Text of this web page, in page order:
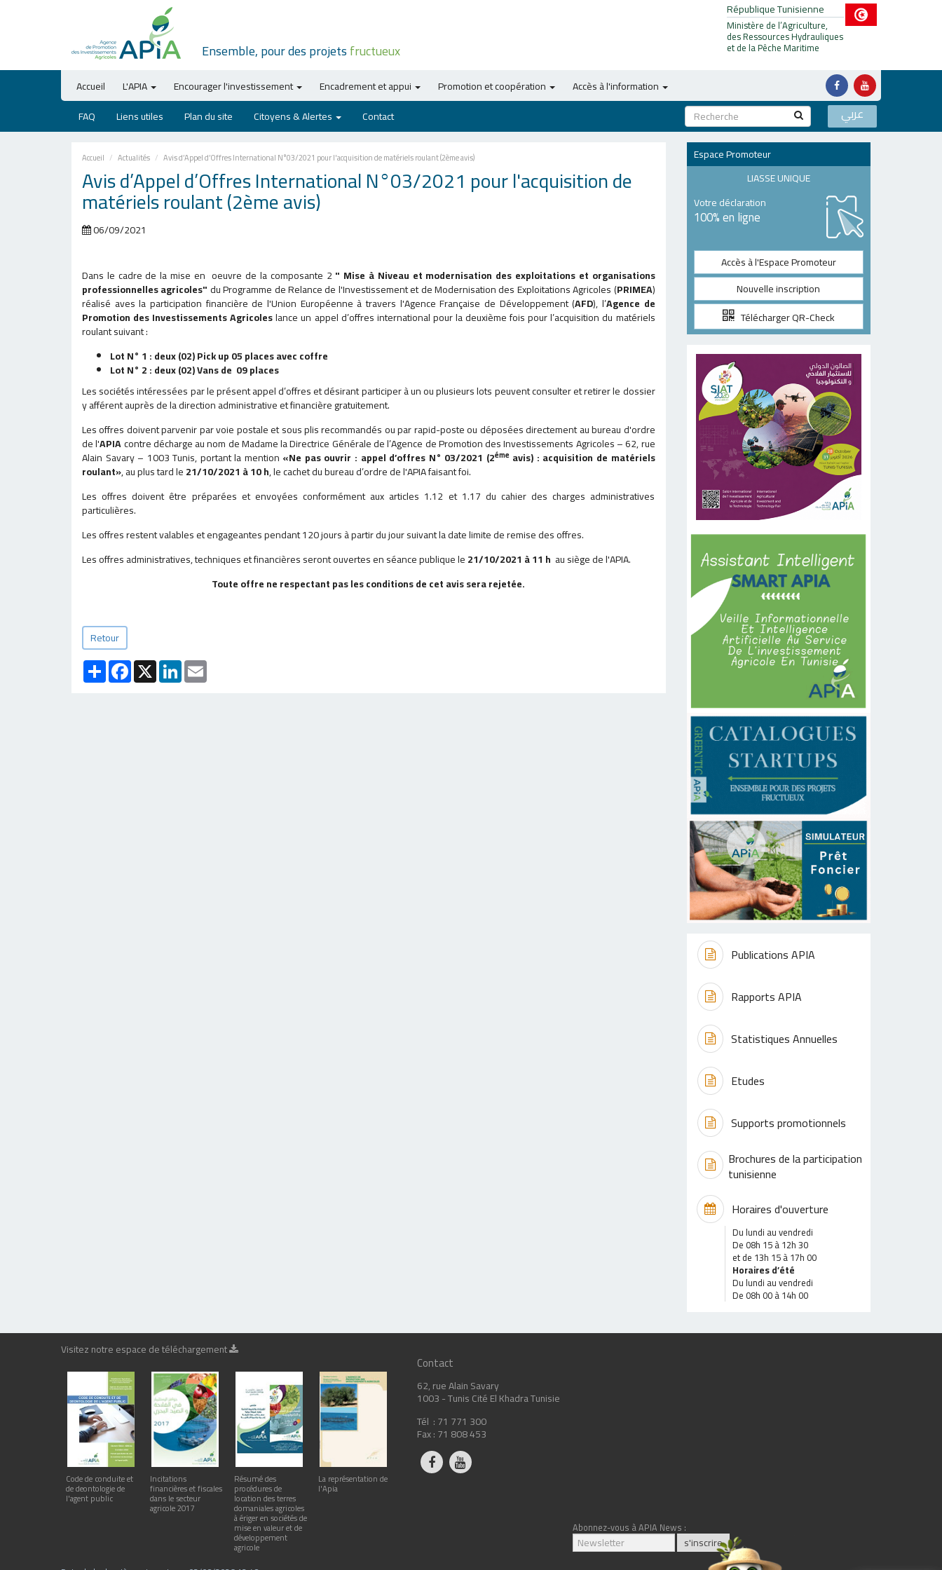
Ensemble, pour des projetsfructueux
République Tunisienne
Ministère de l’Agriculture,
des Ressources Hydrauliques
et de la Pêche Maritime
عربي
Accueil L'APIA Encourager l'investissement Encadrement et appui Promotion et coopération
Accès à l'information
FAQ
Liens utiles Plan du site Citoyens & Alertes Contact
Accueil Actualités Avis d’Appel d’Offres International N°03/2021 pour l'acquisition de matériels roulant (2ème avis)
Avis d’Appel d’Offres International N°03/2021 pour l'acquisition de
matériels roulant (2ème avis)
06/09/2021
Dans le cadre de la mise en oeuvre de la composante 2" Mise à Niveau et modernisation des exploitations et organisations
professionnelles agricoles"du Programme de Relance de l'Investissement et de Modernisation des Exploitations Agricoles (PRIMEA)
réalisé aves la participation financière de l'Union Européenne à travers l'Agence Française de Développement (AFD), l’Agence de
Promotion des Investissements Agricoleslance un appel d’offres international pour la deuxième fois pour l’acquisition du matériels
roulant suivant :
Lot N° 1 : deux (02) Pick up 05 places avec coffre
Lot N° 2 : deux (02) Vans de 09 places
Les sociétés intéressées par le présent appel d’offres et désirant participer à un ou plusieurs lots peuvent consulter et retirer le dossier
y afférent auprès de la direction administrative et financière gratuitement.
Les offres doivent parvenir par voie postale et sous plis recommandés ou par rapid-poste ou déposées directement au bureau d'ordre
de l'APIAcontre décharge au nom de Madame la Directrice Générale de l’Agence de Promotion des Investissements Agricoles – 62, rue
Alain Savary – 1003 Tunis, portant la mention «Ne pas ouvrir : appel d’offres N° 03/2021 (2éme avis) : acquisition de matériels
roulant», au plus tard le21/10/2021 à 10 h, le cachet du bureau d’ordre de l'APIA faisant foi.
Les offres doivent être préparées et envoyées conformément aux articles 1.12 et 1.17 du cahier des charges administratives
particulières.
Les offres restent valables et engageantes pendant 120 jours à partir du jour suivant la date limite de remise des offres.
Les offres administratives, techniques et financières seront ouvertes en séance publique le21/10/2021 à 11 h au siège de l'APIA.
Toute offre ne respectant pas les conditions de cet avis sera rejetée.
Retour
PartagerFacebook
X LinkedIn
Espace Promoteur
LIASSE UNIQUE
Votre déclaration
100% en ligne
Accès à l'Espace Promoteur
Nouvelle inscription
Télécharger QR-Check
Publications APIA
Rapports APIA
Statistiques Annuelles
Etudes
Supports promotionnels
Brochures de la participation
tunisienne
Horaires d'ouverture
Du lundi au vendredi
De 08h 15 à 12h 30
et de 13h 15 à 17h 00
Horaires d’été
Du lundi au vendredi
De 08h 00 à 14h 00
Visitez notre espace de téléchargement
Code de conduite et
de deontologie de
l'agent public
Incitations
financières et fiscales
dans le secteur
agricole 2017
Résumé des
procédures de
location des terres
domaniales agricoles
à ériger en sociétés de
mise en valeur et de
développement
agricole
La représentation de
l'Apia
Contact
62, rue Alain Savary
1003 - Tunis Cité El Khadra Tunisie
Tél : 71 771 300
Fax : 71 808 453
Abonnez-vous à APIA News :